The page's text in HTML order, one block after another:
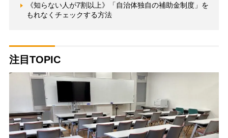
《知らない人が7割以上》「自治体独自の補助金制度」を
もれなくチェックする方法
注目TOPIC